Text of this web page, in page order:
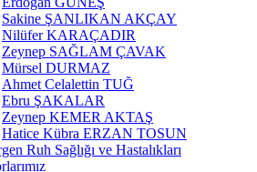
Sakine ŞANLIKAN AKÇAY
Nilüfer KARAÇADIR
Zeynep SAĞLAM ÇAVAK
Mürsel DURMAZ
Ahmet Celalettin TUĞ
Ebru ŞAKALAR
Zeynep KEMER AKTAŞ
Hatice Kübra ERZAN TOSUN
Ruh Sağlığı ve Hastalıkları